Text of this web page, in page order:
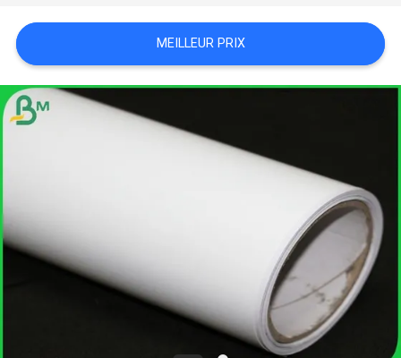
NOUVELLES
LES
AFFAIRES
SITE
POLITIQUE
CONFIDENTIALITÉ
MEILLEUR PRIX